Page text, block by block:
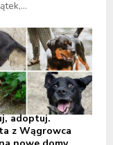
adoptuj.
z Wągrowca